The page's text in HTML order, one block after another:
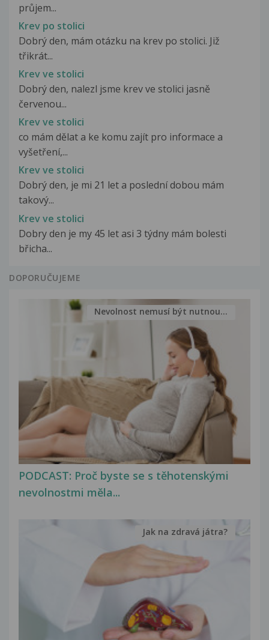
průjem...
Krev po stolici
Dobrý den, mám otázku na krev po stolici. Již
třikrát...
Krev ve stolici
Dobrý den, nalezl jsme krev ve stolici jasně
červenou...
Krev ve stolici
co mám dělat a ke komu zajít pro informace a
vyšetření,...
Krev ve stolici
Dobrý den, je mi 21 let a poslední dobou mám
takový...
Krev ve stolici
Dobry den je my 45 let asi 3 týdny mám bolesti
břicha...
DOPORUČUJEME
PODCAST: Proč byste se s těhotenskými
nevolnostmi měla...
Nevolnost nemusí být nutnou...
Jak na zdravá játra?